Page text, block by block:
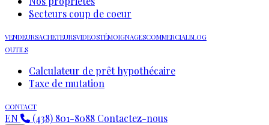
Secteurs coup de coeur
VENDEURSACHETEURSVIDEOSTÉMOIGNAGESCOMMERCIALBLOG
OUTILS
Calculateur de prêt hypothécaire
Taxe de mutation
CONTACT
EN (438) 801-8088 Contactez-nous